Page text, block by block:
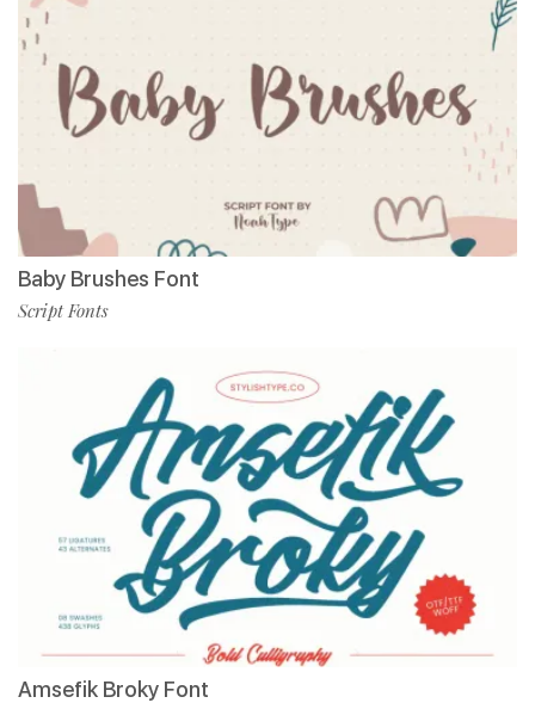
Baby Brushes Font
Script Fonts
Amsefik Broky Font